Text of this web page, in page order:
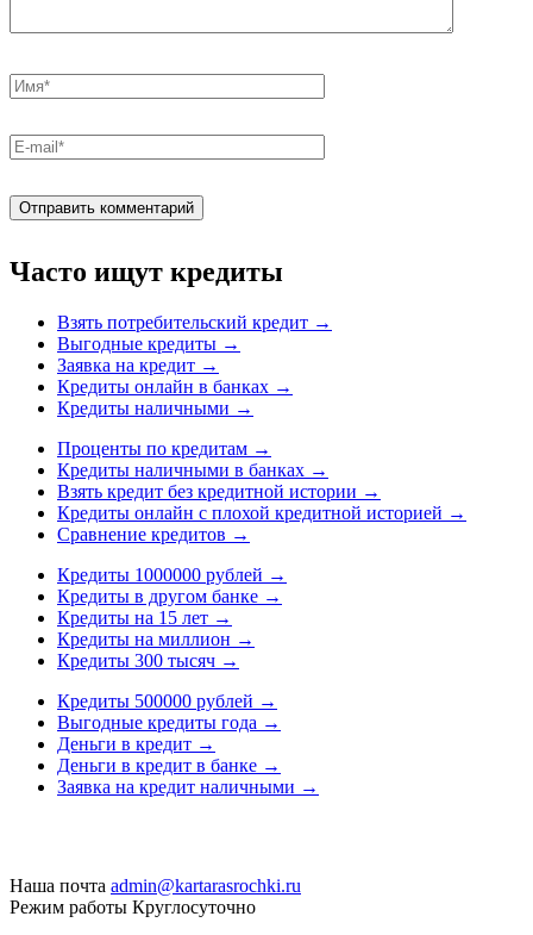
Часто ищут кредиты
Взять потребительский кредит →
Выгодные кредиты →
Заявка на кредит →
Кредиты онлайн в банках →
Кредиты наличными →
Проценты по кредитам →
Кредиты наличными в банках →
Взять кредит без кредитной истории →
Кредиты онлайн с плохой кредитной историей →
Сравнение кредитов →
Кредиты 1000000 рублей →
Кредиты в другом банке →
Кредиты на 15 лет →
Кредиты на миллион →
Кредиты 300 тысяч →
Кредиты 500000 рублей →
Выгодные кредиты года →
Деньги в кредит →
Деньги в кредит в банке →
Заявка на кредит наличными →
Наша почта admin@kartarasrochki.ru
Режим работы Круглосуточно